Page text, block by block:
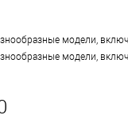
модели,
модели,